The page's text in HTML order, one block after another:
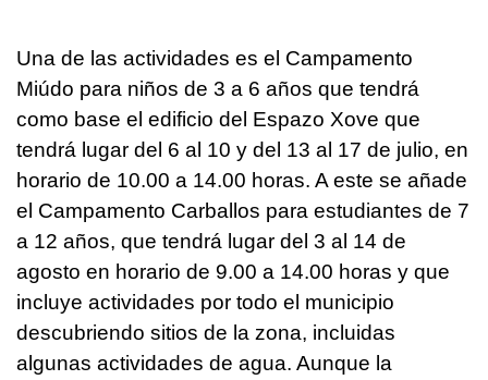
Una de las actividades es el Campamento
Miúdo para niños de 3 a 6 años que tendrá
como base el edificio del Espazo Xove que
tendrá lugar del 6 al 10 y del 13 al 17 de julio, en
horario de 10.00 a 14.00 horas. A este se añade
el Campamento Carballos para estudiantes de 7
a 12 años, que tendrá lugar del 3 al 14 de
agosto en horario de 9.00 a 14.00 horas y que
incluye actividades por todo el municipio
descubriendo sitios de la zona, incluidas
algunas actividades de agua. Aunque la